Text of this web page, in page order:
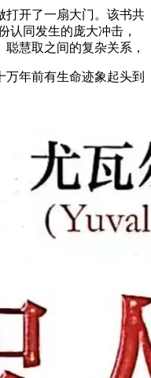
开了一扇大门。该书共
认同发生的庞大冲击，
慧取之间的复杂关系，
年前有生命迹象起头到